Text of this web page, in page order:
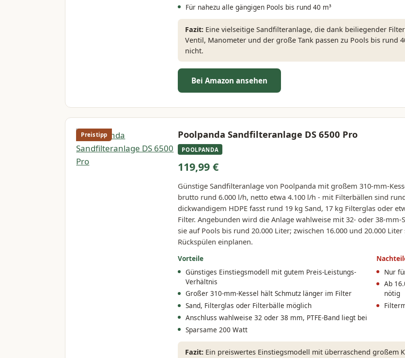
Für nahezu alle gängigen Pools bis rund 40 m³
Fazit:Eine vielseitige Sandfilteranlage, die dank beiliegender
Ventil, Manometer und der große Tank passen zu Pools bis rund
nicht.
Bei Amazon ansehen
Preistipp Poolpanda Sandfilteranlage DS 6500 Pro
POOLPANDA
119,99 €
Günstige Sandfilteranlage von Poolpanda mit großem 310-mm-
brutto rund 6.000 l/h, netto etwa 4.100 l/h - mit Filterbällen sind
dickwandigem HDPE fasst rund 19 kg Sand, 17 kg Filterglas oder
Filter. Angebunden wird die Anlage wahlweise mit 32- oder 38-mm-
sie auf Pools bis rund 20.000 Liter; zwischen 16.000 und 20.000
Rückspülen einplanen.
Vorteile
Günstiges Einstiegsmodell mit gutem Preis-Leistungs-
Verhältnis
Großer 310-mm-Kessel hält Schmutz länger im Filter
Sand, Filterglas oder Filterbälle möglich
Anschluss wahlweise 32 oder 38 mm, PTFE-Band liegt bei
Sparsame 200 Watt
Nur
Ab
nötig
Fazit:Ein preiswertes Einstiegsmodell mit überraschend großem